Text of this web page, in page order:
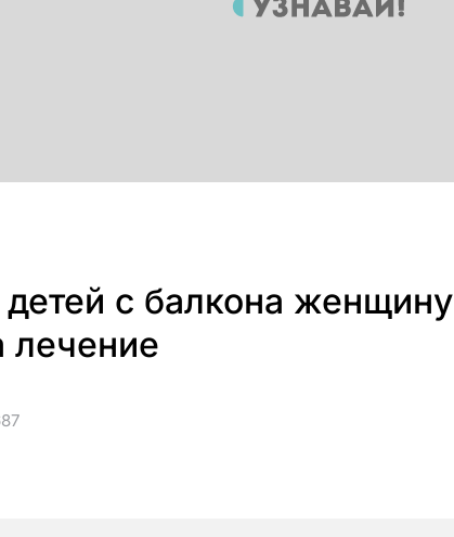
с балкона женщину
лечение